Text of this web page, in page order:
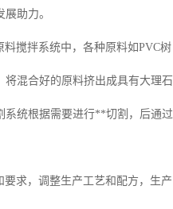
助力。
搅拌系统中，各种原料如PVC树
混合好的原料挤出成具有大理石
系统根据需要进行**切割，后通过
求，调整生产工艺和配方，生产